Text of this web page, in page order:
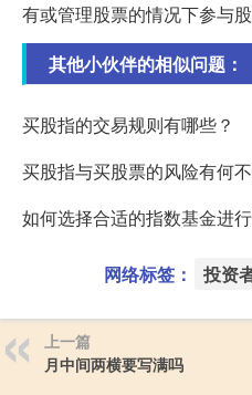
有或管理股票的情况下参与
其他小伙伴的相似问题：
买股指的交易规则有哪些？
买股指与买股票的风险有何
如何选择合适的指数基金进
网络标签： 投资
上一篇
月中间两横要写满吗